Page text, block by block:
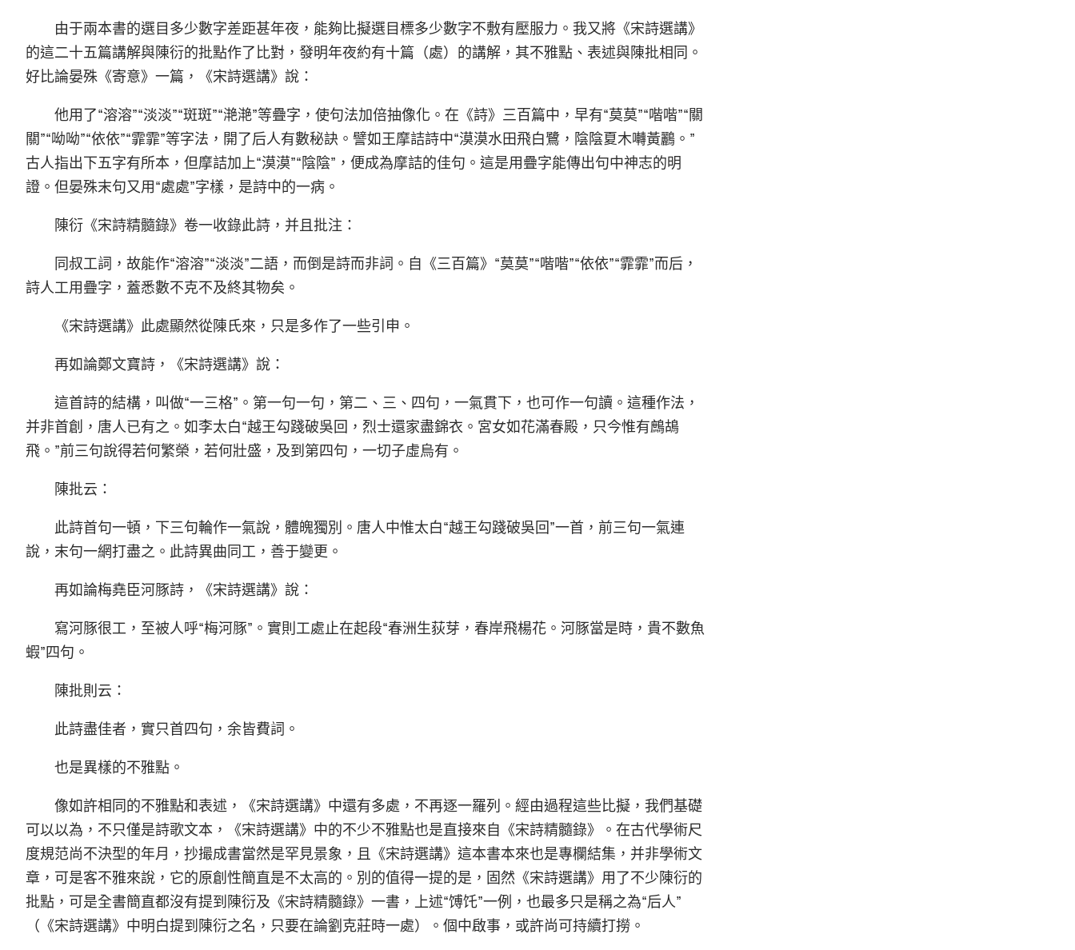
由于兩本書的選目多少數字差距甚年夜，能夠比擬選目標多少數字不敷有壓服力。我又將《宋詩選講》
的這二十五篇講解與陳衍的批點作了比對，發明年夜約有十篇（處）的講解，其不雅點、表述與陳批相同。
好比論晏殊《寄意》一篇，《宋詩選講》說：
他用了“溶溶”“淡淡”“斑斑”“滟滟”等疊字，使句法加倍抽像化。在《詩》三百篇中，早有“莫莫”“喈喈”“關
關”“呦呦”“依依”“霏霏”等字法，開了后人有數秘訣。譬如王摩詰詩中“漠漠水田飛白鷺，陰陰夏木囀黃鸝。”
古人指出下五字有所本，但摩詰加上“漠漠”“陰陰”，便成為摩詰的佳句。這是用疊字能傳出句中神志的明
證。但晏殊末句又用“處處”字樣，是詩中的一病。
陳衍《宋詩精髓錄》卷一收錄此詩，并且批注：
同叔工詞，故能作“溶溶”“淡淡”二語，而倒是詩而非詞。自《三百篇》“莫莫”“喈喈”“依依”“霏霏”而后，
詩人工用疊字，蓋悉數不克不及終其物矣。
《宋詩選講》此處顯然從陳氏來，只是多作了一些引申。
再如論鄭文寶詩，《宋詩選講》說：
這首詩的結構，叫做“一三格”。第一句一句，第二、三、四句，一氣貫下，也可作一句讀。這種作法，
并非首創，唐人已有之。如李太白“越王勾踐破吳回，烈士還家盡錦衣。宮女如花滿春殿，只今惟有鷓鴣
飛。”前三句說得若何繁榮，若何壯盛，及到第四句，一切子虛烏有。
陳批云：
此詩首句一頓，下三句輪作一氣說，體魄獨別。唐人中惟太白“越王勾踐破吳回”一首，前三句一氣連
說，末句一網打盡之。此詩異曲同工，善于變更。
再如論梅堯臣河豚詩，《宋詩選講》說：
寫河豚很工，至被人呼“梅河豚”。實則工處止在起段“春洲生荻芽，春岸飛楊花。河豚當是時，貴不數魚
蝦”四句。
陳批則云：
此詩盡佳者，實只首四句，余皆費詞。
也是異樣的不雅點。
像如許相同的不雅點和表述，《宋詩選講》中還有多處，不再逐一羅列。經由過程這些比擬，我們基礎
可以以為，不只僅是詩歌文本，《宋詩選講》中的不少不雅點也是直接來自《宋詩精髓錄》。在古代學術尺
度規范尚不決型的年月，抄撮成書當然是罕見景象，且《宋詩選講》這本書本來也是專欄結集，并非學術文
章，可是客不雅來說，它的原創性簡直是不太高的。別的值得一提的是，固然《宋詩選講》用了不少陳衍的
批點，可是全書簡直都沒有提到陳衍及《宋詩精髓錄》一書，上述“馎饦”一例，也最多只是稱之為“后人”
（《宋詩選講》中明白提到陳衍之名，只要在論劉克莊時一處）。個中啟事，或許尚可持續打撈。